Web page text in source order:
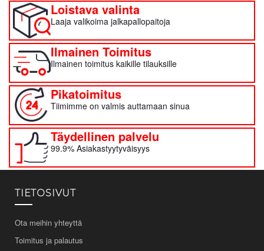
Loistava valinta
Laaja valikoima jalkapallopaitoja
Ilmainen Toimitus
Ilmainen toimitus kaikille tilauksille
Pikatoimitus
Tiimimme on valmis auttamaan sinua
Täydellinen palvelu
99.9% Asiakastyytyväisyys
TIETOSIVUT
Ota meihin yhteyttä
Toimitus ja palautus